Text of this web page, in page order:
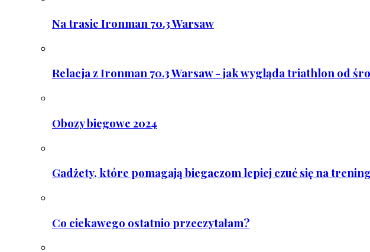
Na trasie Ironman 70.3 Warsaw
Relacja z Ironman 70.3 Warsaw - jak wygląda triathlon od
Obozy biegowe 2024
Gadżety, które pomagają biegaczom lepiej czuć się na
Co ciekawego ostatnio przeczytałam?